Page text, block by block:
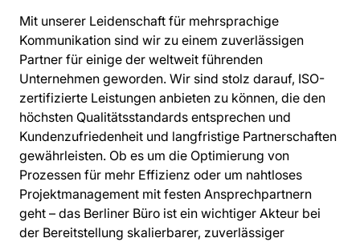
Mit unserer Leidenschaft für mehrsprachige
Kommunikation sind wir zu einem zuverlässigen
Partner für einige der weltweit führenden
Unternehmen geworden. Wir sind stolz darauf, ISO-
zertifizierte Leistungen anbieten zu können, die den
höchsten Qualitätsstandards entsprechen und
Kundenzufriedenheit und langfristige Partnerschaften
gewährleisten. Ob es um die Optimierung von
Prozessen für mehr Effizienz oder um nahtloses
Projektmanagement mit festen Ansprechpartnern
geht – das Berliner Büro ist ein wichtiger Akteur bei
der Bereitstellung skalierbarer, zuverlässiger